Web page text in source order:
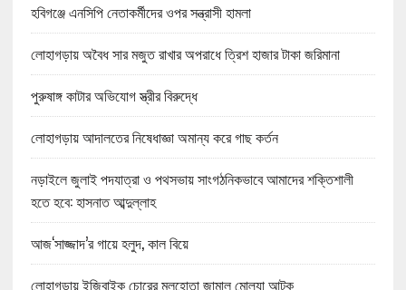
হবিগঞ্জে এনসিপি নেতাকর্মীদের ওপর সন্ত্রাসী হামলা
লোহাগড়ায় অবৈধ সার মজুত রাখার অপরাধে ত্রিশ হাজার টাকা জরিমানা
পুরুষাঙ্গ কাটার অভিযোগ স্ত্রীর বিরুদ্ধে
লোহাগড়ায় আদালতের নিষেধাজ্ঞা অমান্য করে গাছ কর্তন
নড়াইলে জুলাই পদযাত্রা ও পথসভায় সাংগঠনিকভাবে আমাদের শক্তিশালী
হতে হবে: হাসনাত আব্দুল্লাহ
আজ‘সাজ্জাদ’র গায়ে হলুদ, কাল বিয়ে
লোহাগড়ায় ইজিবাইক চোরের মুলহোতা জামাল মোল্যা আটক